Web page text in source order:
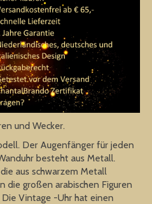
und Wecker.
Der Augenfänger für jeden
besteht aus Metall.
aus schwarzem Metall
die großen arabischen Figuren
Vintage -Uhr hat einen